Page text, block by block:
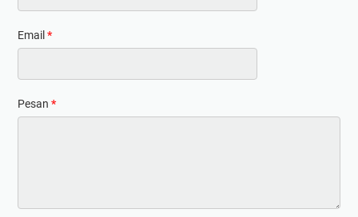
Email *
Pesan *